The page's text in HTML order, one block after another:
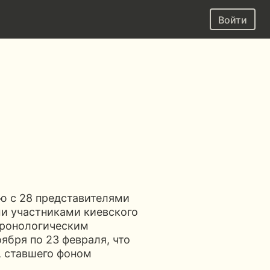
Войти
с 28 представителями
участниками киевского
по 23 февраля, что
ставшего фоном